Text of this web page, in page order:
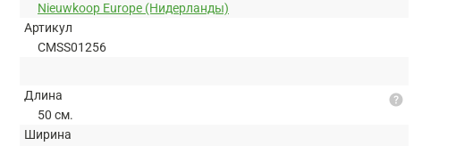
Nieuwkoop Europe (Нидерланды)
Артикул
CMSS01256
Длина
50 см.
Ширина
help